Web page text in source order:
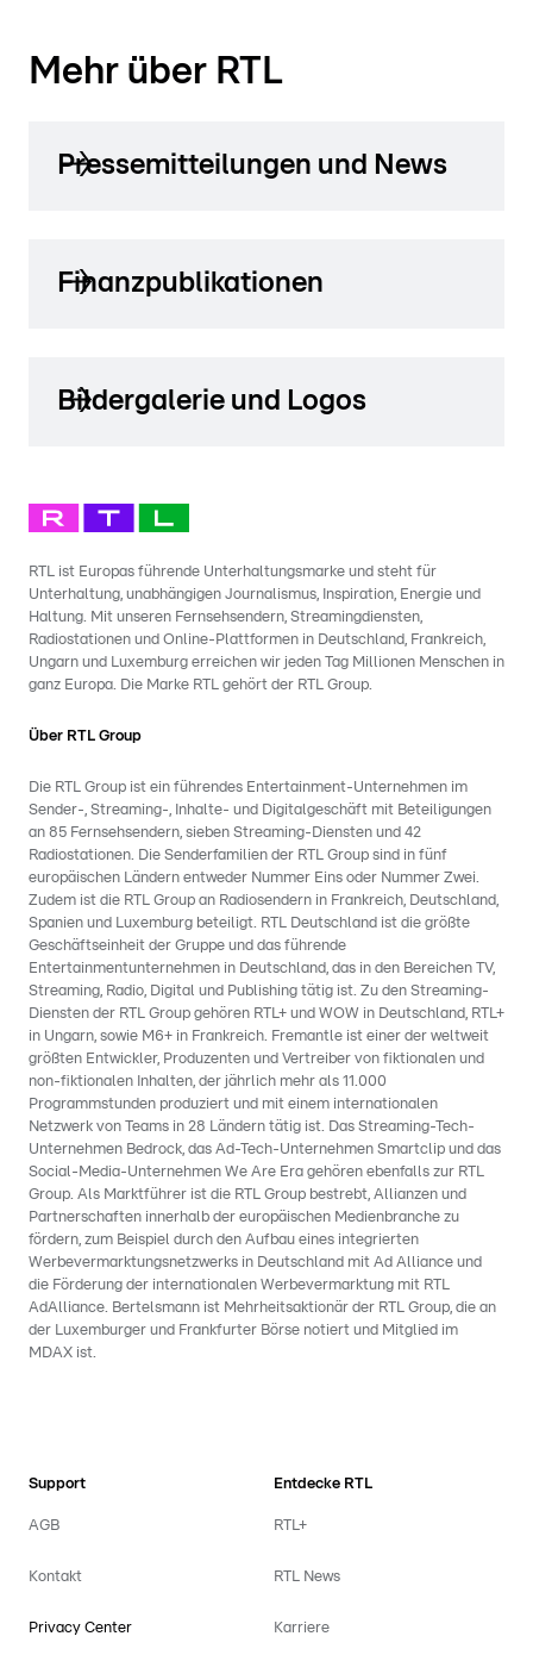
Mehr über RTL
Pressemitteilungen und News
Finanzpublikationen
Bildergalerie und Logos
RTL ist Europas führende Unterhaltungsmarke und steht für
Unterhaltung, unabhängigen Journalismus, Inspiration, Energie und
Haltung. Mit unseren Fernsehsendern, Streamingdiensten,
Radiostationen und Online-Plattformen in Deutschland, Frankreich,
Ungarn und Luxemburg erreichen wir jeden Tag Millionen Menschen in
ganz Europa. Die Marke RTL gehört der RTL Group.
Über RTL Group
Die RTL Group ist ein führendes Entertainment-Unternehmen im
Sender-, Streaming-, Inhalte- und Digitalgeschäft mit Beteiligungen
an 85 Fernsehsendern, sieben Streaming-Diensten und 42
Radiostationen. Die Senderfamilien der RTL Group sind in fünf
europäischen Ländern entweder Nummer Eins oder Nummer Zwei.
Zudem ist die RTL Group an Radiosendern in Frankreich, Deutschland,
Spanien und Luxemburg beteiligt. RTL Deutschland ist die größte
Geschäftseinheit der Gruppe und das führende
Entertainmentunternehmen in Deutschland, das in den Bereichen TV,
Streaming, Radio, Digital und Publishing tätig ist. Zu den Streaming-
Diensten der RTL Group gehören RTL+ und WOW in Deutschland, RTL+
in Ungarn, sowie M6+ in Frankreich. Fremantle ist einer der weltweit
größten Entwickler, Produzenten und Vertreiber von fiktionalen und
non-fiktionalen Inhalten, der jährlich mehr als 11.000
Programmstunden produziert und mit einem internationalen
Netzwerk von Teams in 28 Ländern tätig ist. Das Streaming-Tech-
Unternehmen Bedrock, das Ad-Tech-Unternehmen Smartclip und das
Social-Media-Unternehmen We Are Era gehören ebenfalls zur RTL
Group. Als Marktführer ist die RTL Group bestrebt, Allianzen und
Partnerschaften innerhalb der europäischen Medienbranche zu
fördern, zum Beispiel durch den Aufbau eines integrierten
Werbevermarktungsnetzwerks in Deutschland mit Ad Alliance und
die Förderung der internationalen Werbevermarktung mit RTL
AdAlliance. Bertelsmann ist Mehrheitsaktionär der RTL Group, die an
der Luxemburger und Frankfurter Börse notiert und Mitglied im
MDAX ist.
Support
AGB
Kontakt
Privacy Center
Entdecke RTL
RTL+
RTL News
Karriere